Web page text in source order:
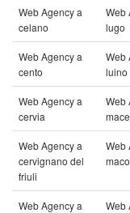
Web Agency a
celano
Web
lugo
Web Agency a
cento
Web
luino
Web Agency a
cervia
Web
Web Agency a
cervignano del
friuli
Web
Web Agency a
Web